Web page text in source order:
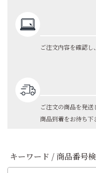
ご注文内容を確認し
ご注文の商品を発送
商品到着をお待ち下
キーワード / 商品番号